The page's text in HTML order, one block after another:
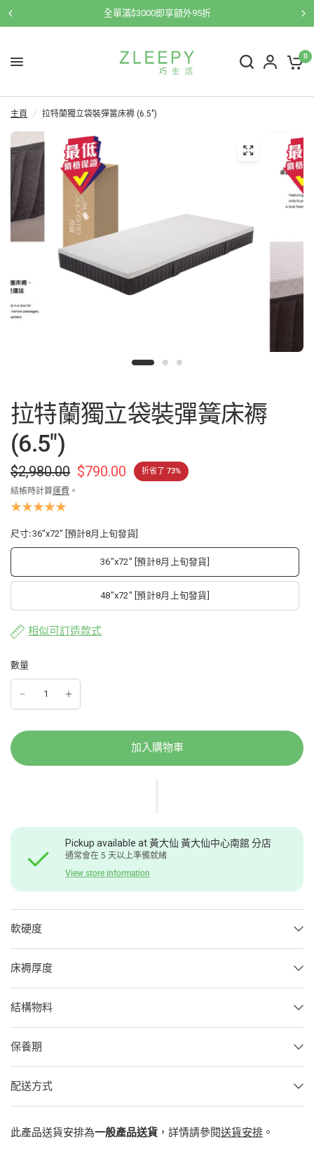
全單滿$3000即享額外95折
0
主頁 / 拉特蘭獨立袋裝彈簧床褥 (6.5")
拉特蘭獨立袋裝彈簧床褥
(6.5")
$2,980.00 $790.00 折省了 73%
結帳時計算運費 。
尺寸:36"x72" [預計8月上旬發貨]
36"x72" [預計8月上旬發貨]
48"x72" [預計8月上旬發貨]
相似可訂造款式
數量
加入購物車
Pickup available at黃大仙 黃大仙中心南館 分店
通常會在 5 天以上準備就緒
View store information
軟硬度
床褥厚度
結構物料
保養期
配送方式
此產品送貨安排為一般產品送貨 ，詳情請參閱送貨安排 。